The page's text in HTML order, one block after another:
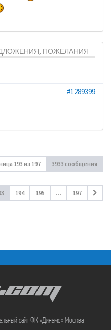
ПОЖЕЛАНИЯ
#1289399
193 из 197 3933 сообщения
194 195 … 197
сайт ФК «Динамо» Москва